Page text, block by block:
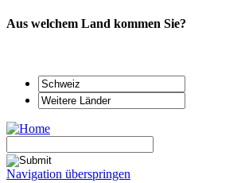
Aus welchem Land kommen Sie?
Navigation überspringen